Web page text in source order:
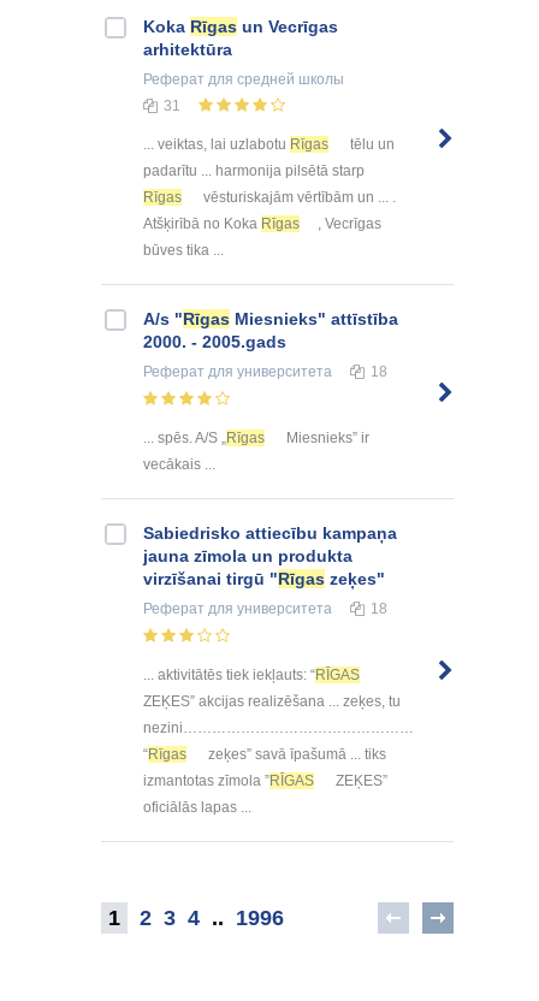
Koka Rīgas un Vecrīgas
arhitektūra
Реферат для средней школы
31
... veiktas, lai uzlabotu Rīgas
tēlu un
padarītu ... harmonija pilsētā starp
Rīgas
vēsturiskajām vērtībām un ... .
Atšķirībā no Koka Rīgas
, Vecrīgas
būves tika ...
A/s "Rīgas Miesnieks" attīstība
2000. - 2005.gads
Реферат для университета 18
... spēs. A/S „Rīgas
Miesnieks” ir
vecākais ...
Sabiedrisko attiecību kampaņa
jauna zīmola un produkta
virzīšanai tirgū "Rīgas zeķes"
Реферат для университета 18
... aktivitātēs tiek iekļauts: “RĪGAS
ZEĶES” akcijas realizēšana ... zeķes, tu
nezini…………………………………………
“Rīgas
zeķes” savā īpašumā ... tiks
izmantotas zīmola ”RĪGAS
ZEĶES”
oficiālās lapas ...
1 2 3 4 .. 1996